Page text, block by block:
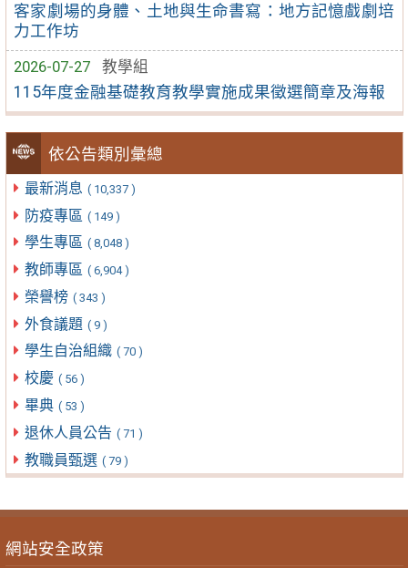
客家劇場的身體、土地與生命書寫：地方記憶戲劇培
力工作坊
2026-07-27
教學組
115年度金融基礎教育教學實施成果徵選簡章及海報
依公告類別彙總
最新消息 ( 10,337 )
防疫專區 ( 149 )
學生專區 ( 8,048 )
教師專區 ( 6,904 )
榮譽榜 ( 343 )
外食議題 ( 9 )
學生自治組織 ( 70 )
校慶 ( 56 )
畢典 ( 53 )
退休人員公告 ( 71 )
教職員甄選 ( 79 )
網站安全政策